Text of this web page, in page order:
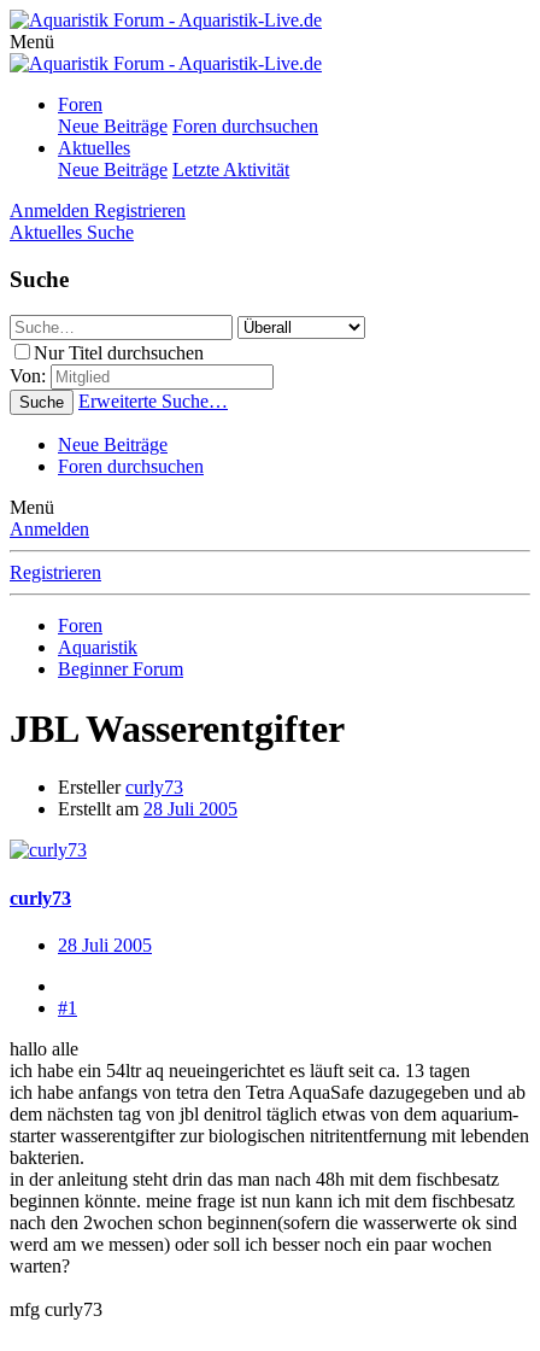
Menü
Foren
Neue Beiträge Foren durchsuchen
Aktuelles
Neue Beiträge Letzte Aktivität
Anmelden Registrieren
Aktuelles Suche
Suche
Nur Titel durchsuchen
Von:
Suche Erweiterte Suche…
Neue Beiträge
Foren durchsuchen
Menü
Anmelden
Registrieren
Foren
Aquaristik
Beginner Forum
JBL Wasserentgifter
Ersteller curly73
Erstellt am 28 Juli 2005
curly73
28 Juli 2005
#1
hallo alle
ich habe ein 54ltr aq neueingerichtet es läuft seit ca. 13 tagen
ich habe anfangs von tetra den Tetra AquaSafe dazugegeben und ab
dem nächsten tag von jbl denitrol täglich etwas von dem aquarium-
starter wasserentgifter zur biologischen nitritentfernung mit lebenden
bakterien.
in der anleitung steht drin das man nach 48h mit dem fischbesatz
beginnen könnte. meine frage ist nun kann ich mit dem fischbesatz
nach den 2wochen schon beginnen(sofern die wasserwerte ok sind
werd am we messen) oder soll ich besser noch ein paar wochen
warten?
mfg curly73